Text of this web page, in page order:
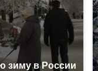
зиму в России